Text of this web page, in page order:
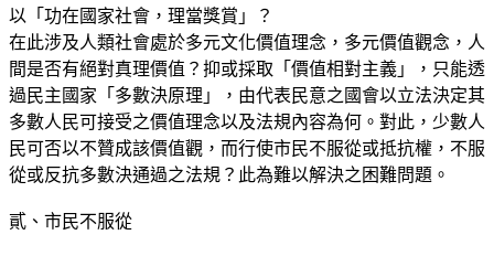
以「功在國家社會，理當獎賞」？
在此涉及人類社會處於多元文化價值理念，多元價值觀念，人
間是否有絕對真理價值？抑或採取「價值相對主義」，只能透
過民主國家「多數決原理」，由代表民意之國會以立法決定其
多數人民可接受之價值理念以及法規內容為何。對此，少數人
民可否以不贊成該價值觀，而行使市民不服從或抵抗權，不服
從或反抗多數決通過之法規？此為難以解決之困難問題。
貳、市民不服從